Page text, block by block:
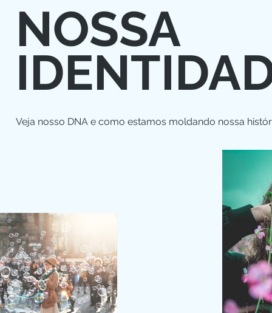
NOSSA
Veja nosso DNA e como estamos moldando nossa